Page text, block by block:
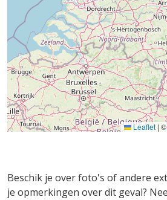
Leaflet| ©
Beschik je over foto's of andere
je opmerkingen over dit geval?